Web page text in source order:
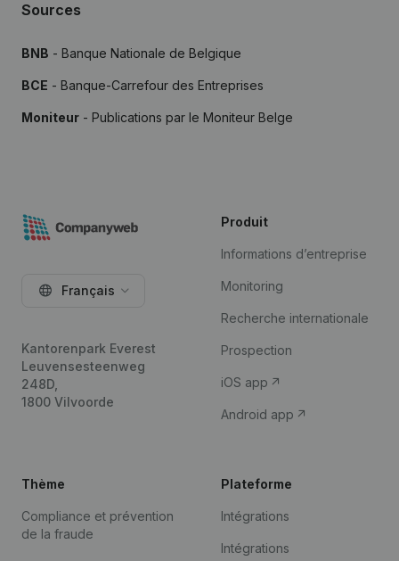
Sources
BNB - Banque Nationale de Belgique
BCE - Banque-Carrefour des Entreprises
Moniteur - Publications par le Moniteur Belge
Français
Kantorenpark Everest
Leuvensesteenweg
248D,
1800 Vilvoorde
Produit
Informations d’entreprise
Monitoring
Recherche internationale
Prospection
iOS app
Android app
Thème
Compliance et prévention
de la fraude
Plateforme
Intégrations
Intégrations